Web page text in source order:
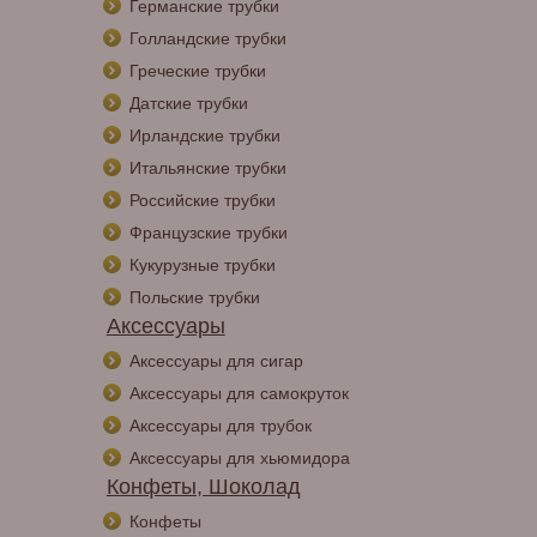
Германские трубки
Голландские трубки
Греческие трубки
Датские трубки
Ирландские трубки
Итальянские трубки
Российские трубки
Французские трубки
Кукурузные трубки
Польские трубки
Аксессуары
Аксессуары для сигар
Аксессуары для самокруток
Аксессуары для трубок
Аксессуары для хьюмидора
Конфеты, Шоколад
Конфеты